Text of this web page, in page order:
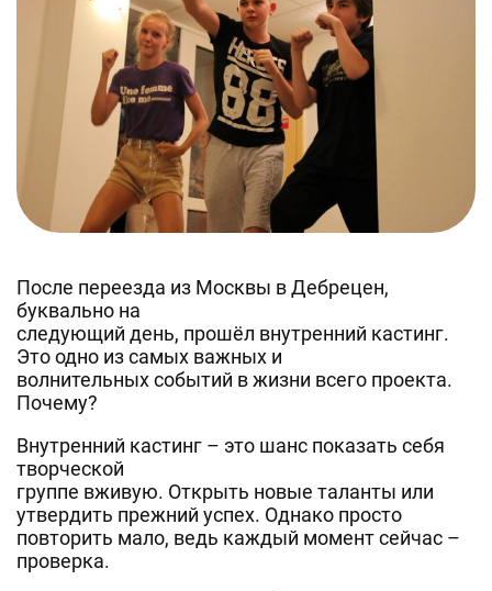
После переезда из Москвы в Дебрецен,
буквально на
следующий день, прошёл внутренний кастинг.
Это одно из самых важных и
волнительных событий в жизни всего проекта.
Почему?
Внутренний кастинг – это шанс показать себя
творческой
группе вживую. Открыть новые таланты или
утвердить прежний успех. Однако просто
повторить мало, ведь каждый момент сейчас –
проверка.